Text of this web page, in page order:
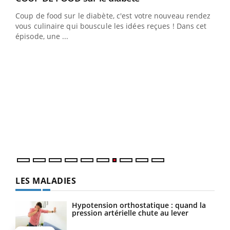
Coup de food sur le diabète, c'est votre nouveau rendez-
vous culinaire qui bouscule les idées reçues ! Dans cet
épisode, une ...
LES MALADIES
Hypotension orthostatique : quand la
pression artérielle chute au lever